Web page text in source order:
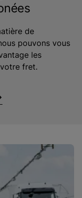
de
pouvons vous
les
fret.